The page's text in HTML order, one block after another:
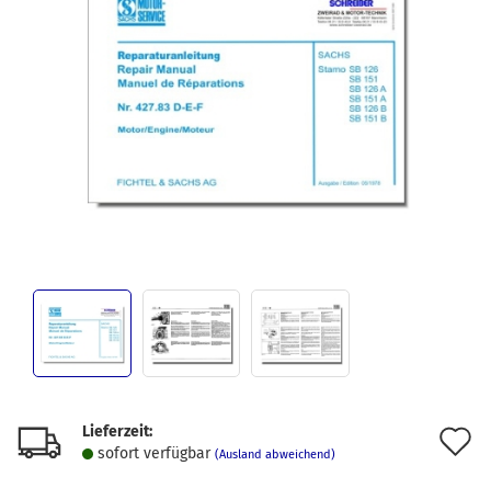
Lieferzeit:
sofort verfügbar (Ausland abweichend)